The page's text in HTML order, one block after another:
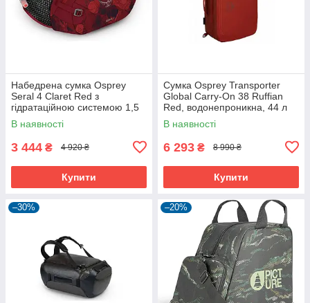
Набедрена сумка Osprey
Seral 4 Claret Red з
гідратаційною системою 1,5
л
В наявності
3 444 ₴ 4 920 ₴
Купити
Сумка Osprey Transporter
Global Carry-On 38 Ruffian
Red, водонепроникна, 44 л
В наявності
6 293 ₴ 8 990 ₴
Купити
–30% –20%